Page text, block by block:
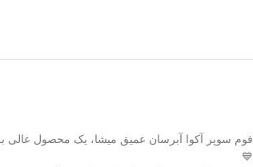
فوم سوپر آکوا آبرسان عمیق میشا، یک محصول عالی
💙